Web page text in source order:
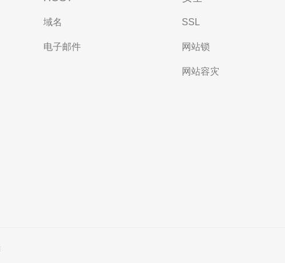
域名
电子邮件
SSL
网站锁
网站容灾